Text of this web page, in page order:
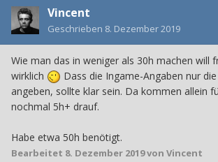
Vincent
Geschrieben 8. Dezember 2019
Wie man das in weniger als 30h machen will
wirklich
Dass die Ingame-Angaben nur
angeben, sollte klar sein. Da kommen allein
nochmal 5h+ drauf.
Habe etwa 50h benötigt.
Bearbeitet 8. Dezember 2019von Vincent